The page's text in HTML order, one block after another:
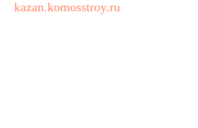
kazan.komosstroy.ru